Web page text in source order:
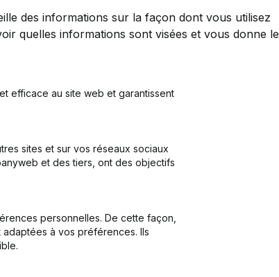
Reorganisation Judiciaire, etc... - Rubrique
etc...) (NL)
des informations sur la façon dont vous utilisez
quelles informations sont visées et vous donne le
efficace au site web et garantissent
sites et sur vos réseaux sociaux
et des tiers, ont des objectifs
personnelles. De cette façon,
à vos préférences. Ils